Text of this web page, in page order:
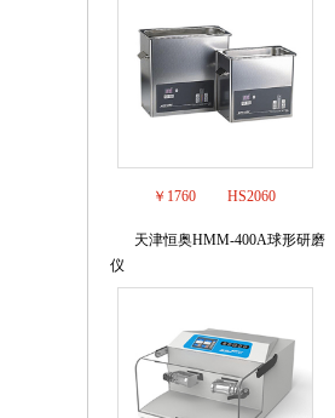
￥1760 HS2060
天津恒奥HMM-400A球形研磨
仪